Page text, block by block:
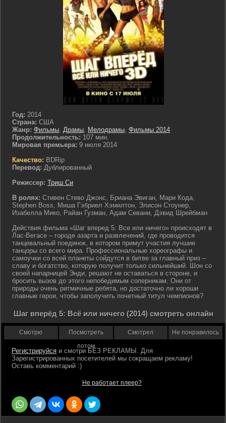
Год: 2014
Страна: США
Жанр: Фильмы, Драмы, Мелодрамы, Фильмы 2014
Продолжительность: 107 мин.
Мировая премьера: 9 июля 2014
Качество: BDRip
Перевод: Дублированный
Режиссер: Триш Си
В ролях: Стивен Стево Джонс, Бриана Эвиган, Мари Кода,
Stephen Boss, Миша Гэбриел Хэмилтон, Элисон Стоунер,
Изабелла Мико, Райан Гузман, Адам Севани, Дэвид Шрейбман
Действия фильма «Шаг вперед 5: Все или ничего» происходят в
Лас-Вегасе – городе азарта и развлечений, где проводится
танцевальный поединок, в котором примут участия лучшие
танцоры со всего мира. Профессиональные хореографы и
самоучки со всей планеты сойдутся в битве за главный приз –
славу и богатство, которую получит только сильнейший. Шон со
своей напарницей Энди, решают не оставаться в стороне, и
бросить вызов до этого непобедимым соперникам. Они от
природы очень ритмичные ребята, но достаточно ли хороши
главные герои, чтобы заполучить почетный титул чемпионов?
Шаг вперёд 5: Всё или ничего (2014) смотреть онлайн
Смотрю
Посмотреть
потом
Смотрел Не понравилось
Регистрируйся
Не работает плеер?